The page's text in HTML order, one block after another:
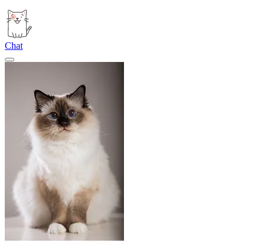
Chat